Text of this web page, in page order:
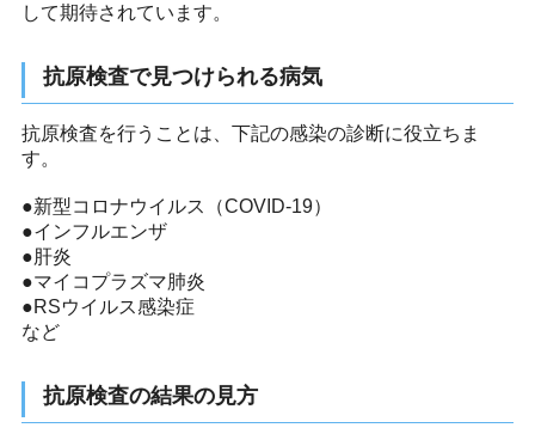
して期待されています。
抗原検査で見つけられる病気
抗原検査を行うことは、下記の感染の診断に役立ちま
す。
●新型コロナウイルス（COVID-19）
●インフルエンザ
●肝炎
●マイコプラズマ肺炎
●RSウイルス感染症
など
抗原検査の結果の見方